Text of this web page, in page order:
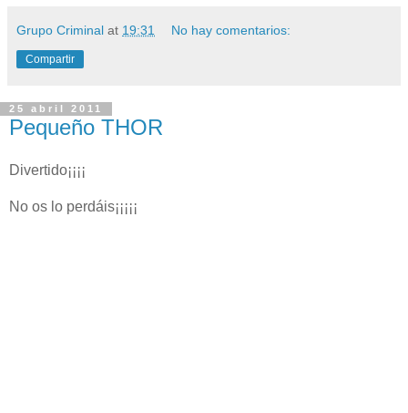
Grupo Criminal at 19:31 No hay comentarios:
Compartir
25 abril 2011
Pequeño THOR
Divertido¡¡¡¡
No os lo perdáis¡¡¡¡¡